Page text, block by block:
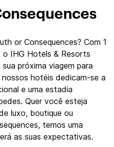
or Consequences? Com 1
o IHG Hotels & Resorts
próxima viagem para
hotéis dedicam-se a
e uma estadia
Quer você esteja
luxo, boutique ou
temos uma
as suas expectativas.